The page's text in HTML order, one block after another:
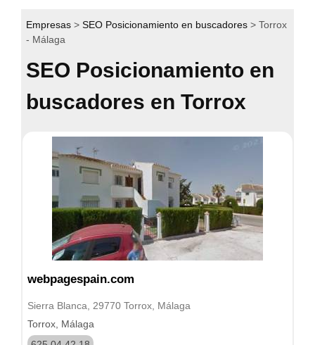
Empresas SEO Posicionamiento en buscadores
Torrox
- Málaga
SEO Posicionamiento en
buscadores en Torrox
webpagespain.com
Sierra Blanca, 29770 Torrox, Málaga
Torrox, Málaga